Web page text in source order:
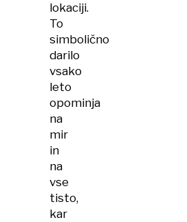
lokaciji.
To
simbolično
darilo
vsako
leto
opominja
na
mir
in
na
vse
tisto,
kar